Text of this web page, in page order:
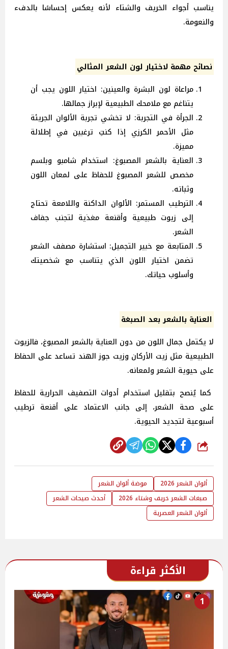
يناسب أجواء الخريف والشتاء لأنه يعكس إحساسًا بالدفء
والنعومة.
نصائح مهمة لاختيار لون الشعر المثالي
مراعاة لون البشرة والعينين: اختيار اللون يجب أن
يتناغم مع ملامحك الطبيعية لإبراز جمالها.
الجرأة في التجربة: لا تخشي تجربة الألوان الجريئة
مثل الأحمر الكرزي إذا كنتِ ترغبين في إطلالة
مميزة.
العناية بالشعر المصبوغ: استخدام شامبو وبلسم
مخصص للشعر المصبوغ للحفاظ على لمعان اللون
وثباته.
الترطيب المستمر: الألوان الداكنة واللامعة تحتاج
إلى زيوت طبيعية وأقنعة مغذية لتجنب جفاف
الشعر.
المتابعة مع خبير التجميل: استشارة مصفف الشعر
تضمن اختيار اللون الذي يتناسب مع شخصيتك
وأسلوب حياتك.
العناية بالشعر بعد الصبغة
لا يكتمل جمال اللون من دون العناية بالشعر المصبوغ، فالزيوت
الطبيعية مثل زيت الأركان وزيت جوز الهند تساعد على الحفاظ
على حيوية الشعر ولمعانه.
كما يُنصح بتقليل استخدام أدوات التصفيف الحرارية للحفاظ
على صحة الشعر، إلى جانب الاعتماد على أقنعة ترطيب
أسبوعية لتجديد الحيوية.
شارك
ألوان الشعر 2026
موضة ألوان الشعر
صبغات الشعر خريف وشتاء 2026
أحدث صيحات الشعر
ألوان الشعر العصرية
الأكثر قراءة
1